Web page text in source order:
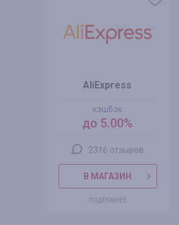
AliExpress
кэшбэк
до 5.00%
2316 отзывов
В МАГАЗИН
ПОДРОБНЕЕ